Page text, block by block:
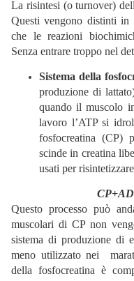
La risintesi (o turnover)
Questi vengono distinti in
che le reazioni
Senza entrare troppo nel
Sistema della
produzione di
quando il muscolo
lavoro l’ATP si
fosfocreatina (CP)
scinde in creatina
usati per
Questo processo può
muscolari di CP non
sistema di produzione di
meno utilizzato nei
della fosfocreatina è